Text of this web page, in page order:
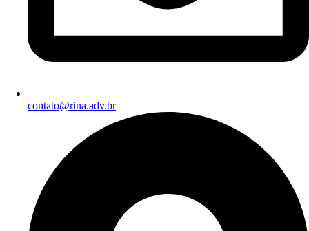
contato@rina.adv.br